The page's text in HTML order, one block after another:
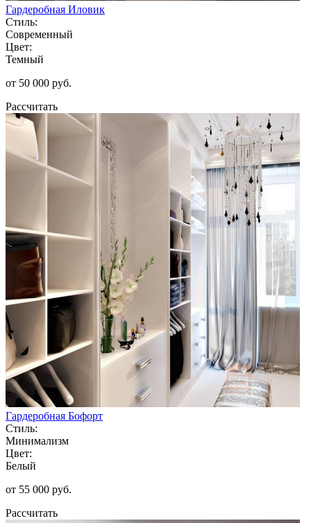
Гардеробная Иловик
Стиль:
Современный
Цвет:
Темный
от 50 000 руб.
Рассчитать
Гардеробная Бофорт
Стиль:
Минимализм
Цвет:
Белый
от 55 000 руб.
Рассчитать